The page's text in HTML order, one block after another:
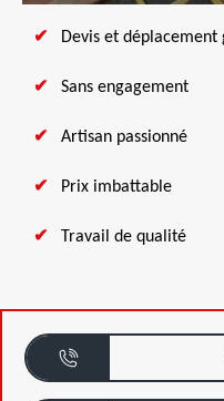
Devis et déplacement
Sans engagement
Artisan passionné
Prix imbattable
Travail de qualité